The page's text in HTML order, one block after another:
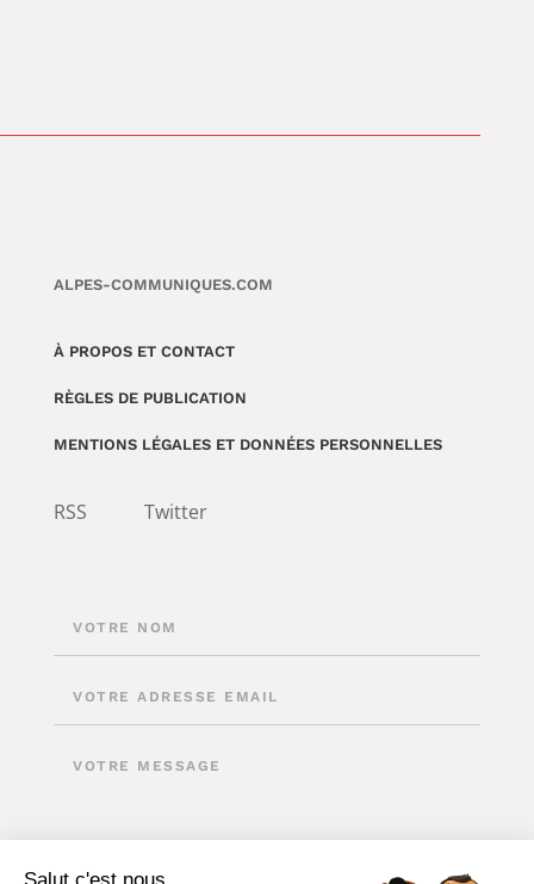
ALPES-COMMUNIQUES.COM
À PROPOS ET CONTACT
RÈGLES DE PUBLICATION
MENTIONS LÉGALES ET DONNÉES PERSONNELLES
RSS Twitter
Salut c'est nous...